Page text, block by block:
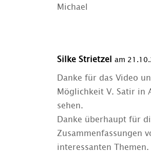
Michael
Silke Strietzel am
Danke für das Video
Möglichkeit V. Satir in
sehen.
Danke überhaupt für
Zusammenfassungen
interessanten Themen.